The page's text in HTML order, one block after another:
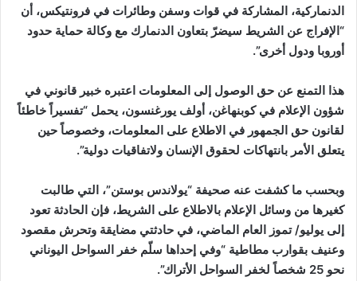
الدنماركية، المشاركة في قوات وسفن وطائرات في فرونتيكس، أن
“الإفراج عن الشريط سيضرّ بتعاون الدنمارك مع وكالة حماية حدود
أوروبا ودول أخرى”.
هذا التمنع عن حق الوصول إلى المعلومات اعتبره خبير قانوني في
شؤون الإعلام في كوبنهاغن، أولف يورغنسون، يحمل “تفسيراً خاطئاً
لقانون حق الجمهور في الاطلاع على المعلومات، وخصوصاً حين
يتعلق الأمر بانتهاكات لحقوق الإنسان ولاتفاقيات دولية”.
وبحسب ما كشفت عنه صحيفة “يولاندس بوستن”، التي طالبت
كغيرها من وسائل الإعلام بالاطلاع على الشريط، فإن الحادثة تعود
إلى يوليو/ تموز العام الماضي، في حادثتي مضايقة وتحرش مقصود
وعنيف بقوارب مطاطية “وفي إحداها سلّم خفر السواحل اليوناني
نحو 25 شخصاً لخفر السواحل الأتراك”.